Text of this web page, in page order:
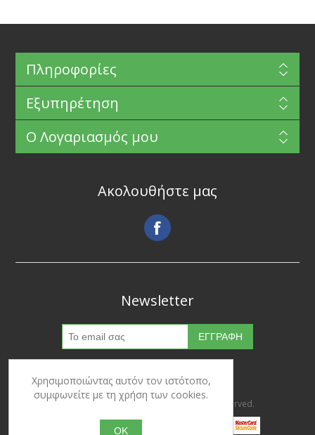
Πληροφορίες
Εξυπηρέτηση
Ο Λογαριασμός μου
Ακολουθήστε μας
Newsletter
Copyright © 2026 Ypertrofes. All rights reserved.
Χρησιμοποιώντας αυτόν τον ιστότοπο,
συμφωνείτε με τη χρήση των cookies.
OK